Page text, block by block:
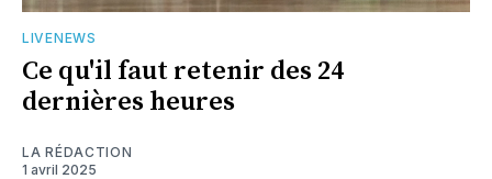
LIVENEWS
Ce qu'il faut retenir des 24
dernières heures
LA RÉDACTION
1 avril 2025